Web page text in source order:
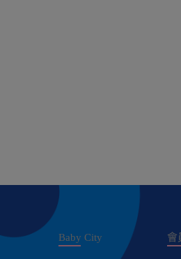
Baby City 會